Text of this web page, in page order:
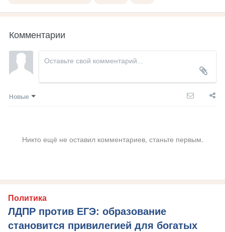
Комментарии
Новые
Никто ещё не оставил комментариев, станьте первым.
Политика
ЛДПР против ЕГЭ: образование
становится привилегией для богатых